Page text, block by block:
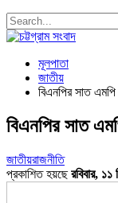
মূলপাতা
জাতীয়
বিএনপির সাত
বিএনপির সাত
জাতীয়রাজনীতি
প্রকাশিত হয়ছেরবিবার,